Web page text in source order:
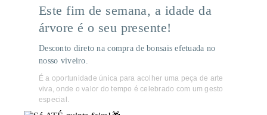
Este fim de semana, a idade da
árvore é o seu presente!
Desconto direto na compra de bonsais efetuada no
nosso viveiro.
É a oportunidade única para acolher uma peça de arte
viva, onde o valor do tempo é celebrado com um gesto
especial.